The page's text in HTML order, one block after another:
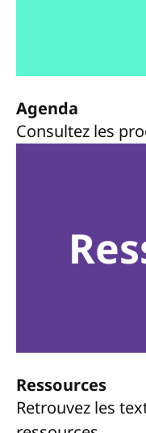
Agenda
Consultez les
Ressources
Retrouvez les